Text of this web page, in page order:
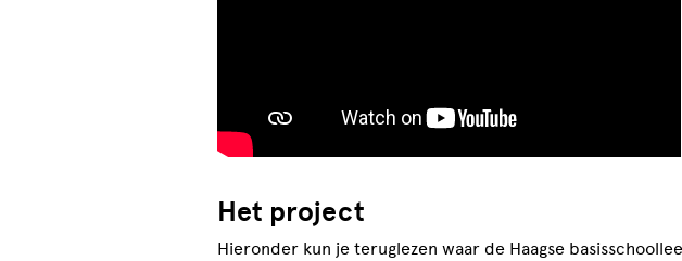
Het project
Hieronder kun je teruglezen waar de Haagse